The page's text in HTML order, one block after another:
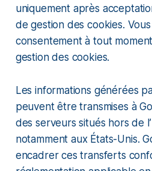
uniquement après
de gestion des cookies.
consentement à tout
gestion des cookies.
Les informations générées
peuvent être transmises à
des serveurs situés hors de
notamment aux États-Unis.
encadrer ces transferts